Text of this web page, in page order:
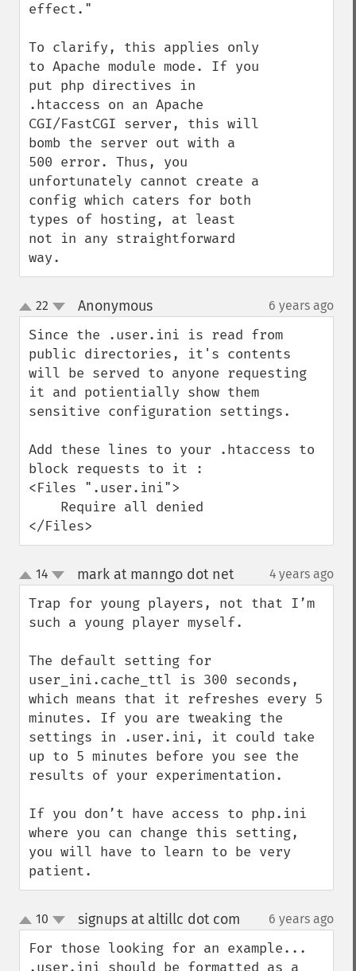
effect."
To clarify, this applies only
to Apache module mode. If you
put php directives in
.htaccess on an Apache
CGI/FastCGI server, this will
bomb the server out with a
500 error. Thus, you
unfortunately cannot create a
config which caters for both
types of hosting, at least
not in any straightforward
way.
up
down
22 Anonymous¶ 6 years ago
Since the .user.ini is read from
public directories, it's contents
will be served to anyone requesting
it and potientially show them
sensitive configuration settings.
Add these lines to your .htaccess to
block requests to it :
<Files ".user.ini">
</Files>
up
down
14 mark at manngo dot net¶ 4 years ago
Trap for young players, not that I’m
such a young player myself.
The default setting for
user_ini.cache_ttl is 300 seconds,
which means that it refreshes every 5
minutes. If you are tweaking the
settings in .user.ini, it could take
up to 5 minutes before you see the
results of your experimentation.
If you don’t have access to php.ini
where you can change this setting,
you will have to learn to be very
patient.
up
down
10 signups at altillc dot com 6 years ago
For those looking for an example...
.user.ini should be formatted as a